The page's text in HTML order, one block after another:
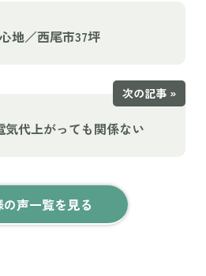
地／西尾市37坪
次の記事 »
代上がっても関係ない
の声一覧を見る